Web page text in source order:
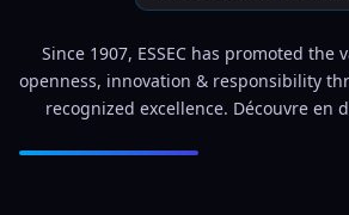
Since 1907, ESSEC has promoted the
openness, innovation & responsibility
recognized excellence. Découvre en